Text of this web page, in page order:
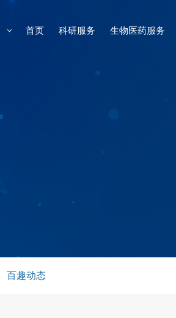
首页 科研服务 生物医药服务
百趣动态